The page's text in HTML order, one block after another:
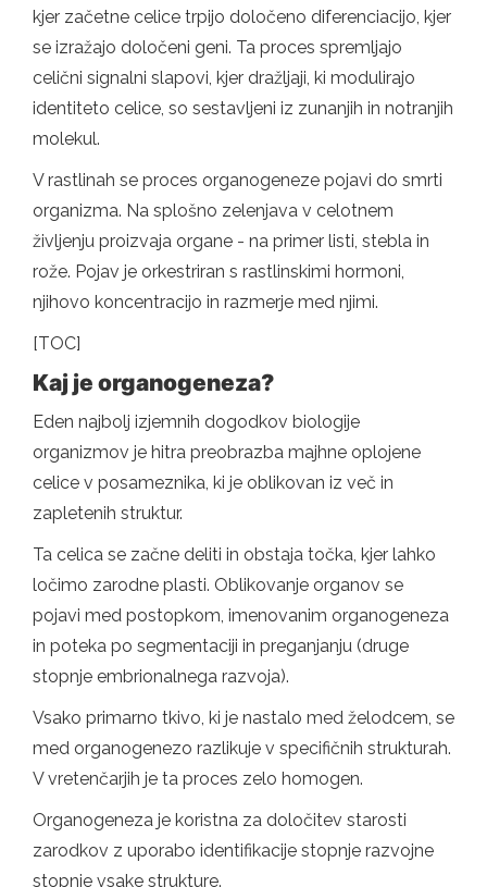
kjer začetne celice trpijo določeno diferenciacijo, kjer
se izražajo določeni geni. Ta proces spremljajo
celični signalni slapovi, kjer dražljaji, ki modulirajo
identiteto celice, so sestavljeni iz zunanjih in notranjih
molekul.
V rastlinah se proces organogeneze pojavi do smrti
organizma. Na splošno zelenjava v celotnem
življenju proizvaja organe - na primer listi, stebla in
rože. Pojav je orkestriran s rastlinskimi hormoni,
njihovo koncentracijo in razmerje med njimi.
[TOC]
Kaj je organogeneza?
Eden najbolj izjemnih dogodkov biologije
organizmov je hitra preobrazba majhne oplojene
celice v posameznika, ki je oblikovan iz več in
zapletenih struktur.
Ta celica se začne deliti in obstaja točka, kjer lahko
ločimo zarodne plasti. Oblikovanje organov se
pojavi med postopkom, imenovanim organogeneza
in poteka po segmentaciji in preganjanju (druge
stopnje embrionalnega razvoja).
Vsako primarno tkivo, ki je nastalo med želodcem, se
med organogenezo razlikuje v specifičnih strukturah.
V vretenčarjih je ta proces zelo homogen.
Organogeneza je koristna za določitev starosti
zarodkov z uporabo identifikacije stopnje razvojne
stopnje vsake strukture.